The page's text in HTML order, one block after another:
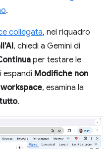
.
collegata, nel riquadro
, chiedi a Gemini di
per testare le
espandi Modifiche non
, esamina la
.